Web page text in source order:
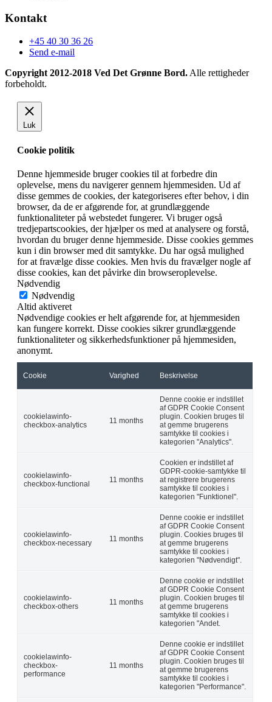
Kontakt
+45 40 30 36 26
Send e-mail
Copyright 2012-2018 Ved Det Grønne Bord. Alle rettigheder
forbeholdt.
Luk
Cookie politik
Denne hjemmeside bruger cookies til at forbedre din
oplevelse, mens du navigerer gennem hjemmesiden. Ud af
disse gemmes de cookies, der kategoriseres efter behov, i din
browser, da de er afgørende for, at grundlæggende
funktionaliteter på webstedet fungerer. Vi bruger også
tredjepartscookies, der hjælper os med at analysere og forstå,
hvordan du bruger denne hjemmeside. Disse cookies gemmes
kun i din browser med dit samtykke. Du har også mulighed
for at fravælge disse cookies. Men hvis du fravælger nogle af
disse cookies, kan det påvirke din browseroplevelse.
Nødvendig
Nødvendig
Altid aktiveret
Nødvendige cookies er helt afgørende for, at hjemmesiden
kan fungere korrekt. Disse cookies sikrer grundlæggende
funktionaliteter og sikkerhedsfunktioner på hjemmesiden,
anonymt.
Cookie Varighed Beskrivelse
cookielawinfo-
checkbox-analytics
11 months
Denne cookie er indstillet
af GDPR Cookie Consent
plugin. Cookien bruges til
at gemme brugerens
samtykke til cookies i
kategorien "Analytics".
cookielawinfo-
checkbox-functional
11 months
Cookien er indstillet af
GDPR-cookie-samtykke til
at registrere brugerens
samtykke til cookies i
kategorien "Funktionel".
cookielawinfo-
checkbox-necessary
11 months
Denne cookie er indstillet
af GDPR Cookie Consent
plugin. Cookies bruges til
at gemme brugerens
samtykke til cookies i
kategorien "Nødvendigt".
cookielawinfo-
checkbox-others
11 months
Denne cookie er indstillet
af GDPR Cookie Consent
plugin. Cookien bruges til
at gemme brugerens
samtykke til cookies i
kategorien "Andet.
cookielawinfo-
checkbox-
performance
11 months
Denne cookie er indstillet
af GDPR Cookie Consent
plugin. Cookien bruges til
at gemme brugerens
samtykke til cookies i
kategorien "Performance".